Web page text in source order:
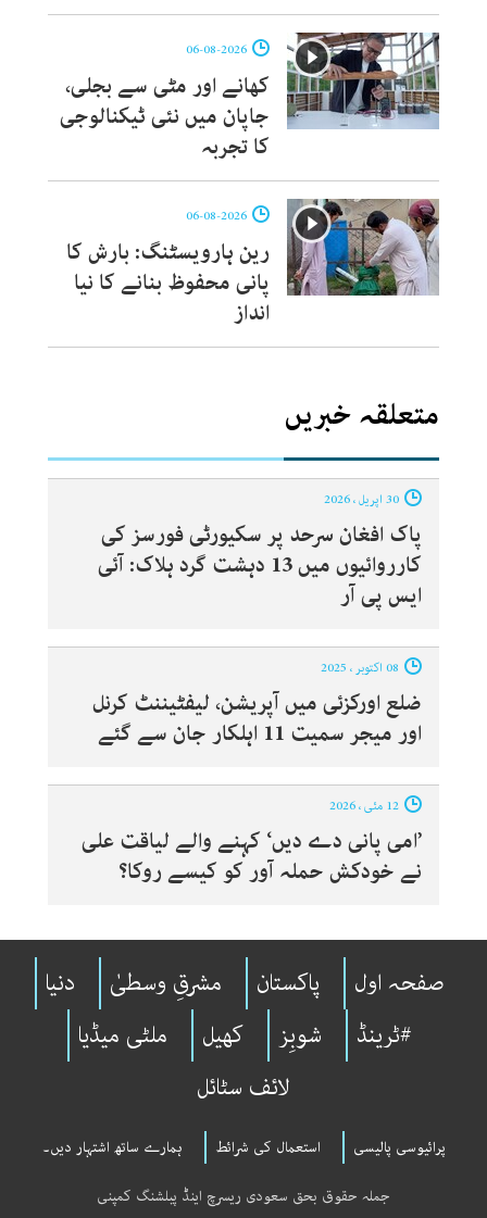
کھانے اور مٹی سے بجلی،
جاپان میں نئی ٹیکنالوجی
کا تجربہ
رین ہارویسٹنگ: بارش کا
پانی محفوظ بنانے کا نیا
انداز
متعلقہ خبریں
پاک افغان سرحد پر سکیورٹی فورسز کی
کارروائیوں میں 13 دہشت گرد ہلاک: آئی
ایس پی آر
ضلع اورکزئی میں آپریشن، لیفٹیننٹ کرنل
اور میجر سمیت 11 اہلکار جان سے گئے
’امی پانی دے دیں‘ کہنے والے لیاقت علی
نے خودکش حملہ آور کو کیسے روکا؟
صفحہ اول پاکستان مشرقِ وسطیٰ
دنیا
#ٹرینڈ
شوبِز کھیل
ملٹی میڈیا
لائف سٹائل
پرائیوسی پالیسی استعمال کی شرائط ہمارے ساتھ اشتہار دیں۔
جملہ حقوق بحق سعودی ریسرچ اینڈ پبلشنگ کمپنی